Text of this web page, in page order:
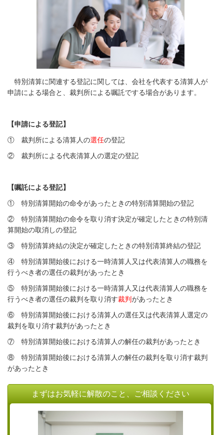
特別清算に関連する登記に関しては、会社を代表する清算人が
申請による場合と、裁判所による嘱託でする場合があります。
【申請による登記】
① 裁判所による清算人の選任の登記
② 裁判所による代表清算人の選定の登記
【嘱託による登記】
① 特別清算開始の命令があったときの特別清算開始の登記
② 特別清算開始の命令を取り消す決定が確定したときの特別清
算開始の取消しの登記
③ 特別清算終結の決定が確定したときの特別清算終結の登記
④ 特別清算開始後における一時清算人又は代表清算人の職務を
行うべき者の選任の裁判があったとき
⑤ 特別清算開始後における一時清算人又は代表清算人の職務を
行うべき者の選任の裁判を取り消す裁判があったとき
⑥ 特別清算開始後における清算人の選任又は代表清算人選定の
裁判を取り消す裁判があったとき
⑦ 特別清算開始後における清算人の解任の裁判があったとき
⑧ 特別清算開始後における清算人の解任の裁判を取り消す裁判
があったとき
まずはお気軽に解散のこと、ご相談ください